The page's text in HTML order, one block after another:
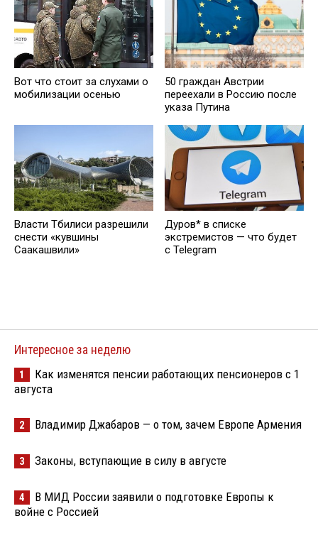
Вот что стоит за слухами о
мобилизации осенью
50 граждан Австрии
переехали в Россию после
указа Путина
Власти Тбилиси разрешили
снести «кувшины
Саакашвили»
Дуров* в списке
экстремистов — что будет
с Telegram
Интересное за неделю
1
Как изменятся пенсии работающих пенсионеров с 1
августа
2 Владимир Джабаров — о том, зачем Европе Армения
3 Законы, вступающие в силу в августе
4
В МИД России заявили о подготовке Европы к
войне с Россией